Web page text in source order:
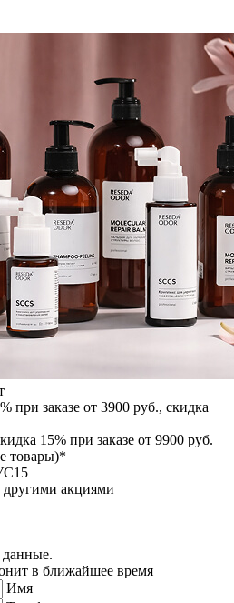
при заказе от 3900 руб., скидка
15% при заказе от 9900 руб.
товары)*
другими акциями
данные.
в ближайшее время
Имя